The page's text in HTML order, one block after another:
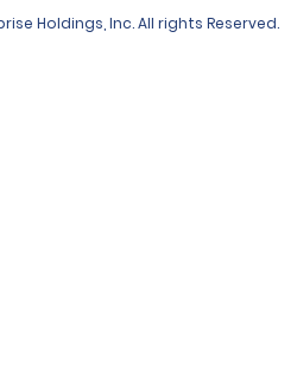
Holdings, Inc. All rights Reserved.